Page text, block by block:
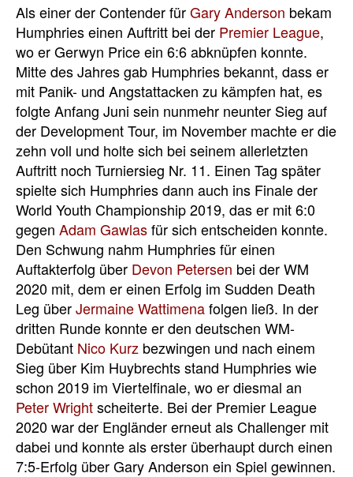
Als einer der Contender fürGary Anderson bekam
Humphries einen Auftritt bei der Premier League,
wo er Gerwyn Price ein 6:6 abknüpfen konnte.
Mitte des Jahres gab Humphries bekannt, dass er
mit Panik- und Angstattacken zu kämpfen hat, es
folgte Anfang Juni sein nunmehr neunter Sieg auf
der Development Tour, im November machte er die
zehn voll und holte sich bei seinem allerletzten
Auftritt noch Turniersieg Nr. 11. Einen Tag später
spielte sich Humphries dann auch ins Finale der
World Youth Championship 2019, das er mit 6:0
gegen Adam Gawlasfür sich entscheiden konnte.
Den Schwung nahm Humphries für einen
Auftakterfolg über Devon Petersen bei der WM
2020 mit, dem er einen Erfolg im Sudden Death
Leg überJermaine Wattimenafolgen ließ. In der
dritten Runde konnte er den deutschen WM-
Debütant Nico Kurz bezwingen und nach einem
Sieg über Kim Huybrechts stand Humphries wie
schon 2019 im Viertelfinale, wo er diesmal an
Peter Wrightscheiterte. Bei der Premier League
2020 war der Engländer erneut als Challenger mit
dabei und konnte als erster überhaupt durch einen
7:5-Erfolg über Gary Anderson ein Spiel gewinnen.